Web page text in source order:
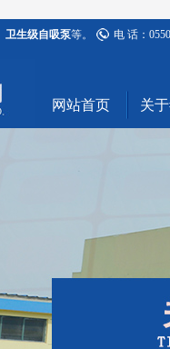
卫生级自吸泵等。 电 话：
网站首页 关